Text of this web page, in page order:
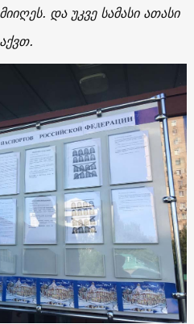
და უკვე სამასი ათასი